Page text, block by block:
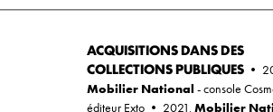
ACQUISITIONS DANS DES
COLLECTIONS PUBLIQUES •
Mobilier National - console
éditeur Exto • 2021,Mobilier